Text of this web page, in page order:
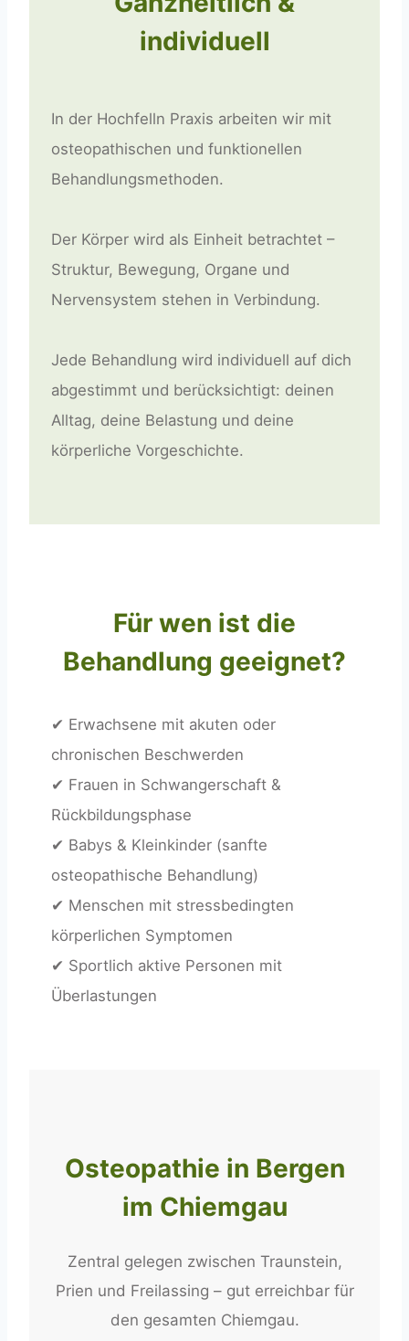
individuell
In der Hochfelln Praxis arbeiten wir mit
osteopathischen und funktionellen
Behandlungsmethoden.
Der Körper wird als Einheit betrachtet –
Struktur, Bewegung, Organe und
Nervensystem stehen in Verbindung.
Jede Behandlung wird individuell auf dich
abgestimmt und berücksichtigt: deinen
Alltag, deine Belastung und deine
körperliche Vorgeschichte.
Für wen ist die
Behandlung geeignet?
✔ Erwachsene mit akuten oder
chronischen Beschwerden
✔ Frauen in Schwangerschaft &
Rückbildungsphase
✔ Babys & Kleinkinder (sanfte
osteopathische Behandlung)
✔ Menschen mit stressbedingten
körperlichen Symptomen
✔ Sportlich aktive Personen mit
Überlastungen
Osteopathie in Bergen
im Chiemgau
Zentral gelegen zwischen Traunstein,
Prien und Freilassing – gut erreichbar für
den gesamten Chiemgau.